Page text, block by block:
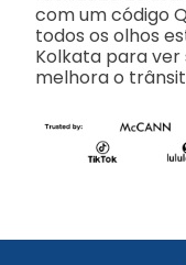
com um código
todos os olhos
Kolkata para
melhora o